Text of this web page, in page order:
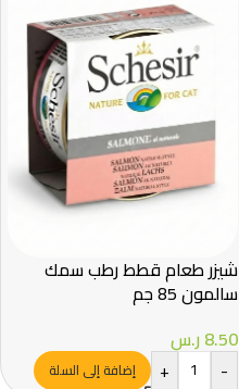
شيزر طعام قطط رطب سمك
سالمون 85 جم
8.50ر.س
-
+ إضافة إلى السلة